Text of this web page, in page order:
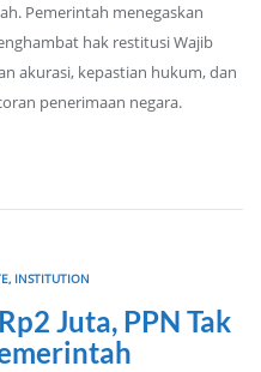
Pemerintah menegaskan
hak restitusi Wajib
akurasi, kepastian hukum, dan
penerimaan negara.
INSTITUTION
Juta, PPN Tak